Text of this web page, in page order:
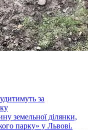
за
земельної ділянки,
парку» у Львові.